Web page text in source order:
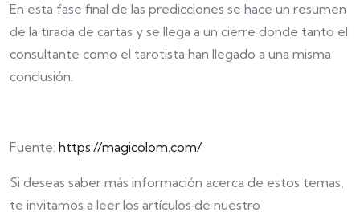
En esta fase final de las predicciones se hace un resumen
de la tirada de cartas y se llega a un cierre donde tanto el
consultante como el tarotista han llegado a una misma
conclusión.
Fuente: https://magicolom.com/
Si deseas saber más información acerca de estos temas,
te invitamos a leer los artículos de nuestro